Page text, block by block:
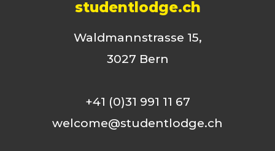
studentlodge.ch
Waldmannstrasse 15,
3027 Bern
+41 (0)31 991 11 67
welcome@studentlodge.ch